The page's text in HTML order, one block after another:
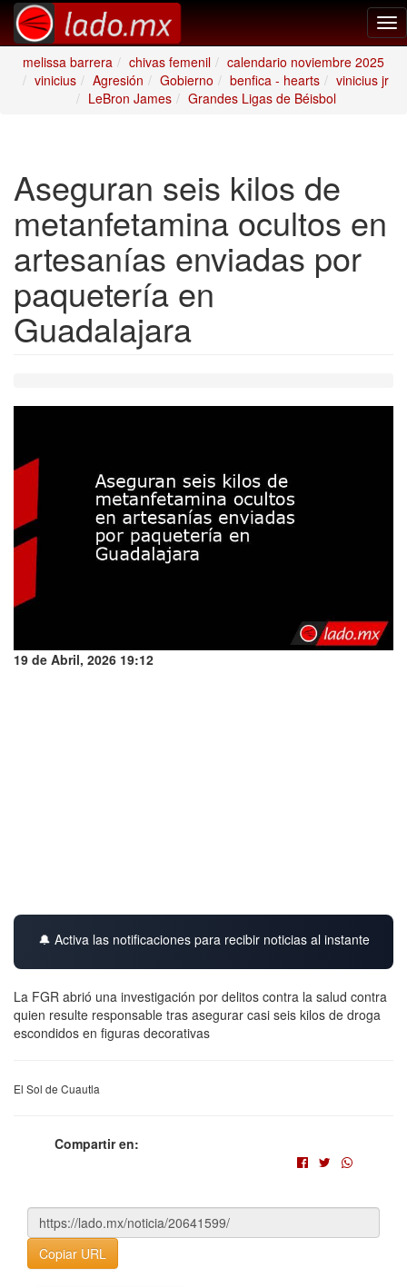
melissa barrera
chivas femenil
calendario noviembre 2025
vinicius
Agresión Gobierno benfica - hearts
vinicius jr
LeBron James
Grandes Ligas de Béisbol
Aseguran seis kilos de
metanfetamina ocultos en
artesanías enviadas por
paquetería en
Guadalajara
19 de Abril, 2026 19:12
🔔 Activa las notificaciones para recibir noticias al instante
La FGR abrió una investigación por delitos contra la salud contra
quien resulte responsable tras asegurar casi seis kilos de droga
escondidos en figuras decorativas
El Sol de Cuautla
Compartir en:
Copiar URL